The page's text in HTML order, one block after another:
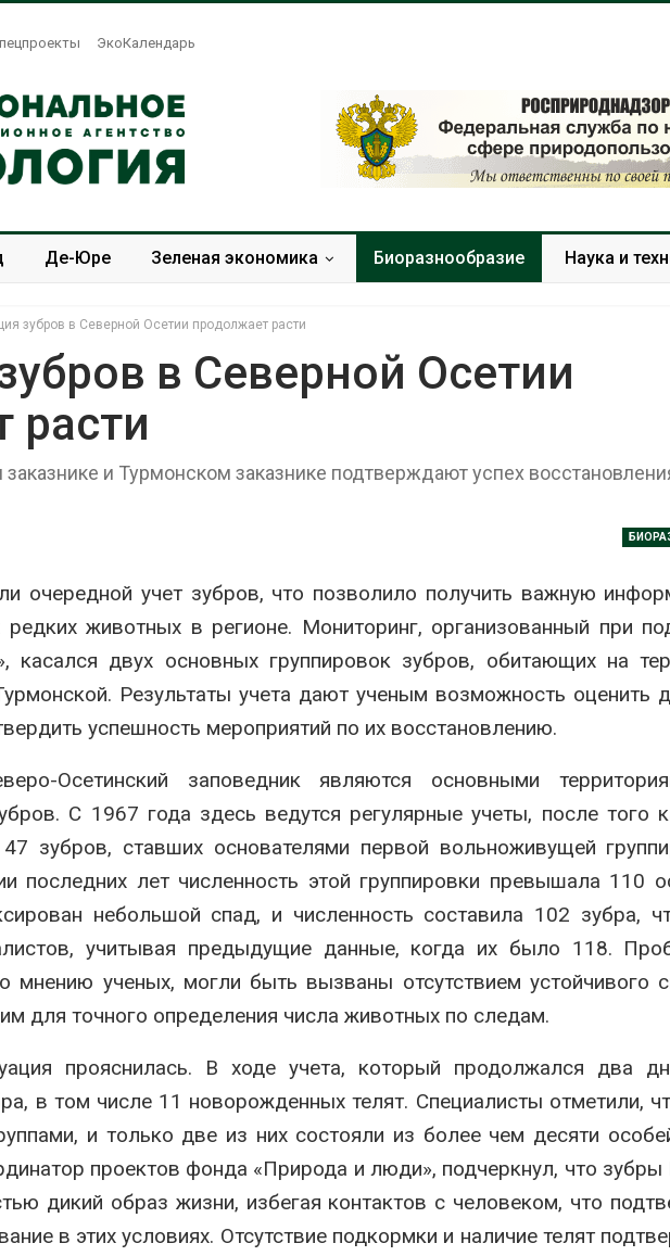
ЭкоКалендарь
Де-Юре Зеленая экономика Биоразнообразие Наука и
зубров в Северной Осетии продолжает расти
в Северной Осетии
расти
и Турмонском заказнике подтверждают успех
очередной учет зубров, что позволило получить важную
редких животных в регионе. Мониторинг, организованный при
двух основных группировок зубров, обитающих на
Результаты учета дают ученым возможность оценить
успешность мероприятий по их восстановлению.
Осетинский заповедник являются основными
С 1967 года здесь ведутся регулярные учеты, после того
зубров, ставших основателями первой вольноживущей
последних лет численность этой группировки превышала 110
небольшой спад, и численность составила 102 зубра,
учитывая предыдущие данные, когда их было 118.
мнению ученых, могли быть вызваны отсутствием устойчивого
для точного определения числа животных по следам.
прояснилась. В ходе учета, который продолжался два
в том числе 11 новорожденных телят. Специалисты отметили,
и только две из них состояли из более чем десяти
проектов фонда «Природа и люди», подчеркнул, что зубры
дикий образ жизни, избегая контактов с человеком, что
в этих условиях. Отсутствие подкормки и наличие телят
экологи
о
НКО
2025
и пожары:
с
над
энергию и
с крыш
ускорить
Авг 9, 2026
сырьё
Авг 9, 2026
упаковки может
усиливать риск жировой
болезни печени
Авг 8, 2026
Региональный
в России фактически
наблюдению
Авг 8, 2026
Южная Корея ускорит
развитие солнечной
энергетики из-за роста
спроса со стороны ИИ
водохранилища Волги и
превысить норму почти в
Авг 7, 2026
роста
Дом из
без
Авг 7, 2026
Камчатские
олени
перед
Ozon
помощи для
Нижнего
Авг 7, 2026
В Индии
центра Google
столкнулся с
из-за воды и
заповедника
Авг 7, 2026
Авг 7, 2026